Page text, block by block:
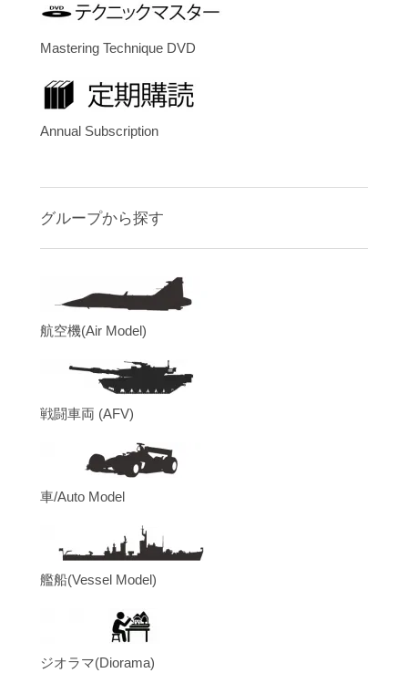
Mastering Technique DVD
Annual Subscription
グループから探す
航空機(Air Model)
戦闘車両 (AFV)
車/Auto Model
艦船(Vessel Model)
ジオラマ(Diorama)